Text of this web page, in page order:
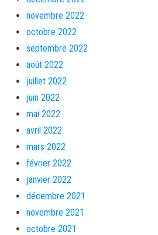
novembre 2022
octobre 2022
septembre 2022
août 2022
juillet 2022
juin 2022
mai 2022
avril 2022
mars 2022
février 2022
janvier 2022
décembre 2021
novembre 2021
octobre 2021